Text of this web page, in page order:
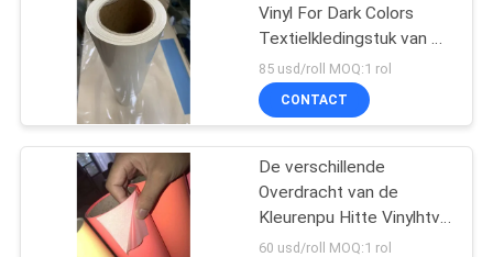
OVER
FABRIEKSTOCHT
KWALITEITSCONTROLE
Het vinylbroodje van
de Vloersticker
15
Vinyl For Dark Colors
Textielkledingstuk van de
Cuttable eco-Oplosbaar
Voor het drukken
geschikt Hitte
85 usd/roll MOQ:1 rol
CONTACT
De verschillende
Overdracht van de
Kleurenpu Hitte Vinylhtv
voor T-shirt en andere
60 usd/roll MOQ:1 rol